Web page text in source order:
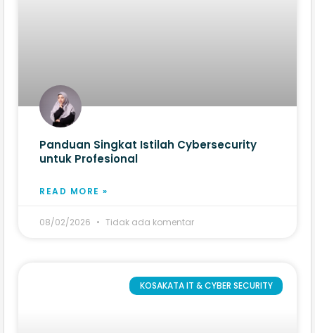
Panduan Singkat Istilah Cybersecurity
untuk Profesional
READ MORE »
08/02/2026 Tidak ada komentar
KOSAKATA IT & CYBER SECURITY